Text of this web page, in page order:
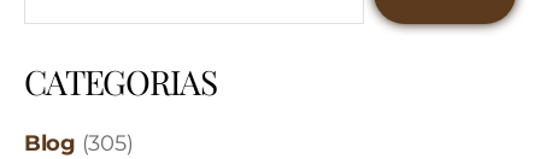
CATEGORIAS
Blog (305)